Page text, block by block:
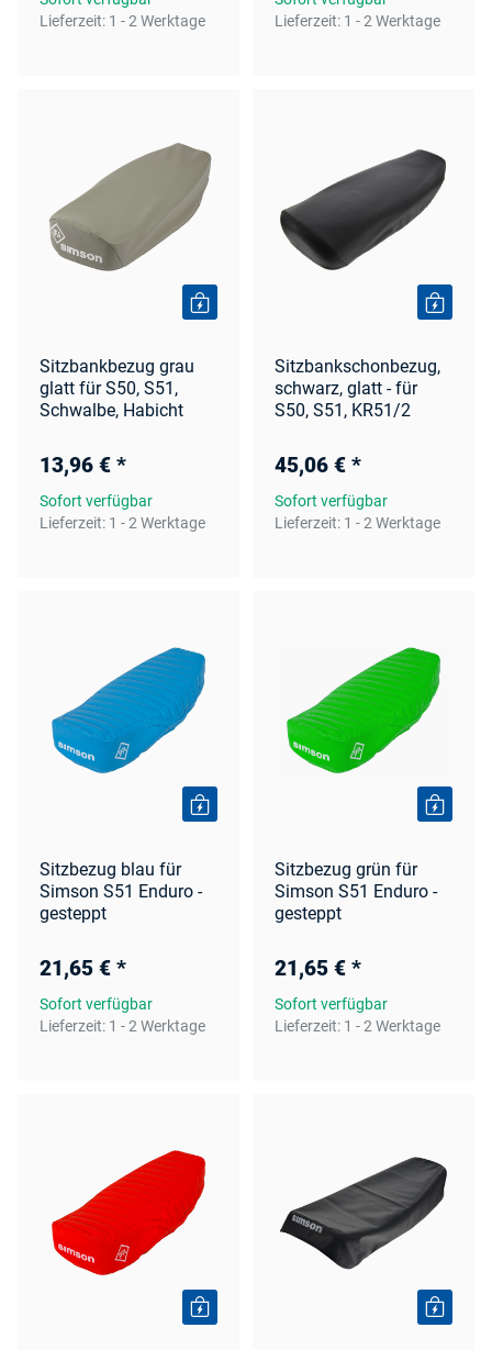
Lieferzeit: 1 - 2 Werktage
Lieferzeit: 1 - 2 Werktage
Sitzbankbezug grau
glatt für S50, S51,
Schwalbe, Habicht
13,96 € *
Sofort verfügbar
Lieferzeit: 1 - 2 Werktage
Sitzbankschonbezug,
schwarz, glatt - für
S50, S51, KR51/2
45,06 € *
Sofort verfügbar
Lieferzeit: 1 - 2 Werktage
Sitzbezug blau für
Simson S51 Enduro -
gesteppt
21,65 € *
Sofort verfügbar
Lieferzeit: 1 - 2 Werktage
Sitzbezug grün für
Simson S51 Enduro -
gesteppt
21,65 € *
Sofort verfügbar
Lieferzeit: 1 - 2 Werktage